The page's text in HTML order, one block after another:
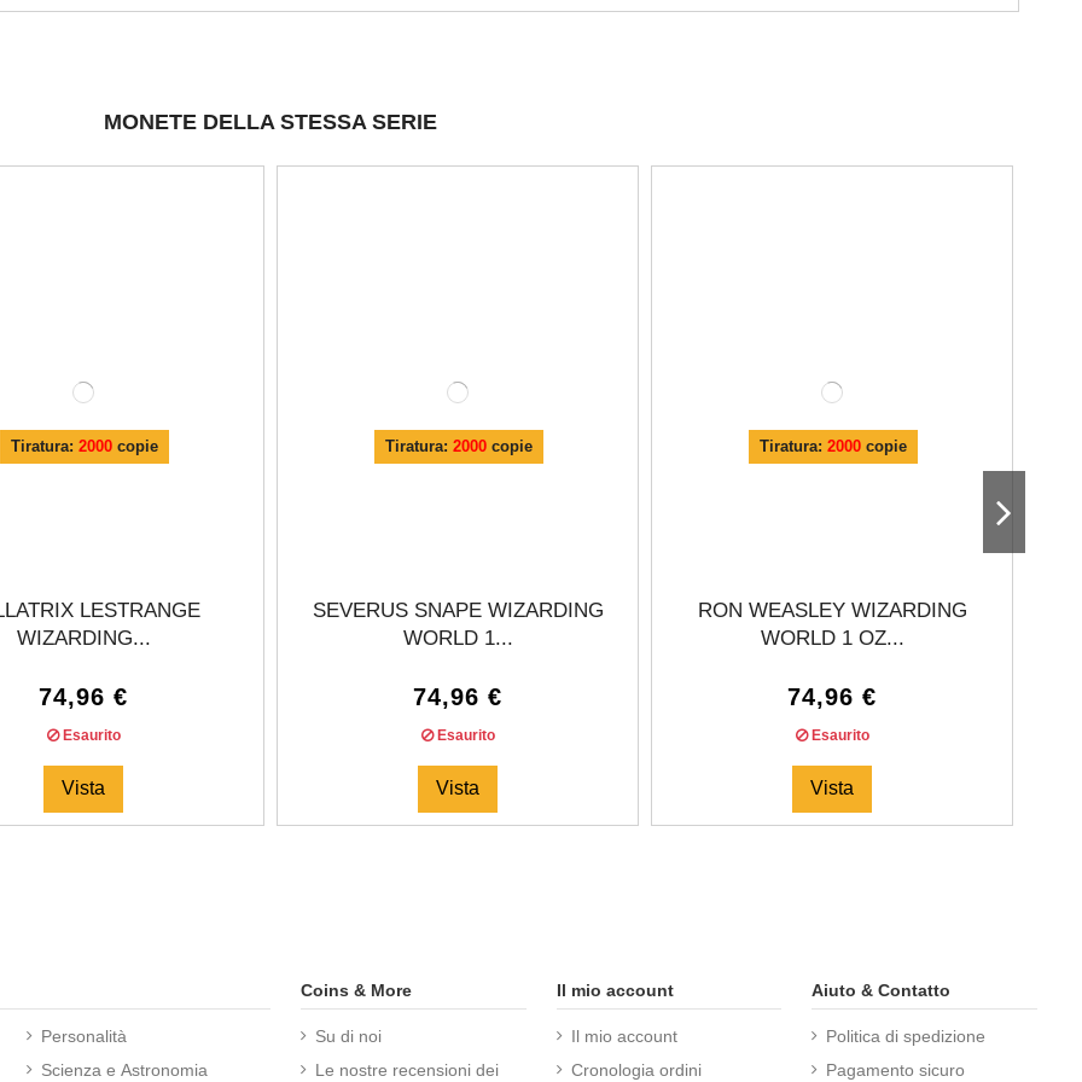
MONETE DELLA STESSA SERIE
Tiratura:2000 copie
LESTRANGE
WIZARDING...
74,96 €
Esaurito
Vista
Tiratura:2000 copie
SEVERUS SNAPE WIZARDING
WORLD 1...
74,96 €
Esaurito
Vista
Tiratura:2000 copie
RON WEASLEY WIZARDING
WORLD 1 OZ...
74,96 €
Esaurito
Vista
Personalità
Scienza e Astronomia
Coins & More
Su di noi
Le nostre recensioni dei
Il mio account
Il mio account
Cronologia ordini
Aiuto & Contatto
Politica di spedizione
Pagamento sicuro